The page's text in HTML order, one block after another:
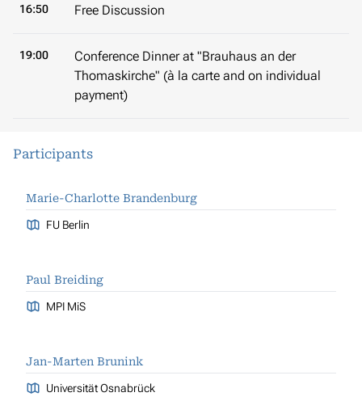
16:50 Free Discussion
19:00
Conference Dinner at "Brauhaus an der
Thomaskirche" (à la carte and on individual
payment)
Participants
Marie-Charlotte Brandenburg
FU Berlin
Paul Breiding
MPI MiS
Jan-Marten Brunink
Universität Osnabrück